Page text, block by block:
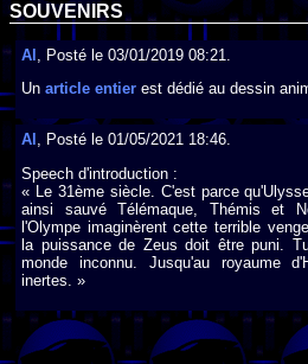
SOUVENIRS
Al
, Posté le 03/01/2019 08:21.
Un article entier est dédié au dessin
Al , Posté le 01/05/2021 18:46.
Speech d'introduction :
« Le 31ème siècle. C'est parce
ainsi sauvé Télémaque, Thémis et
l'Olympe imaginèrent cette terrible
la puissance de Zeus doit être puni.
monde inconnu. Jusqu'au royaume
inertes. »